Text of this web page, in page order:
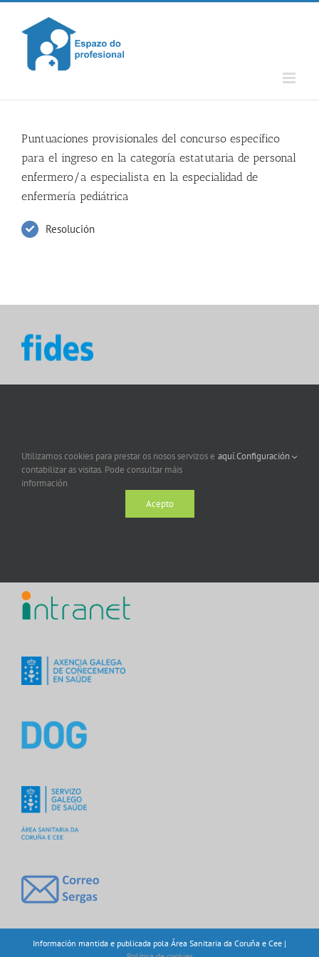
Skip
content
Puntuaciones provisionales del concurso específico
para el ingreso en la categoría estatutaria de personal
enfermero/a especialista en la especialidad de
enfermería pediátrica
Resolución
Información mantida e publicada pola Área Sanitaria da Coruña e Cee |
Utilizamos cookies para prestar os nosos servizos e
contabilizar as visitas. Pode consultar máis
información
aquí.Configuración
Acepto